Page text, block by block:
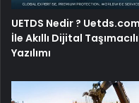
UETDS Nedir ? Uetds.com
İle Akıllı Dijital
Yazılımı